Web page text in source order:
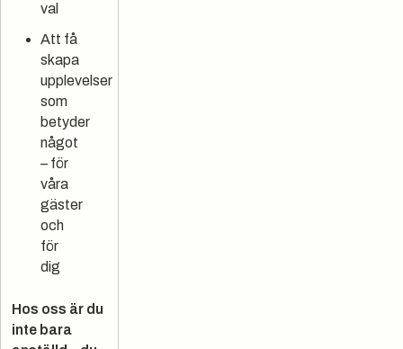
val
Att få
skapa
upplevelser
som
betyder
något
– för
våra
gäster
och
för
dig
Hos oss är du
inte bara